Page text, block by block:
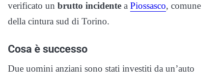
verificato un brutto incidente a Piossasco, comune
della cintura sud di Torino.
Cosa è successo
Due uomini anziani sono stati investiti da un’auto